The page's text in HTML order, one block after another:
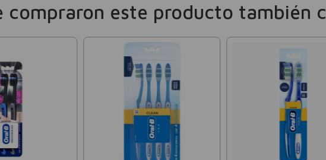
compraron este producto también